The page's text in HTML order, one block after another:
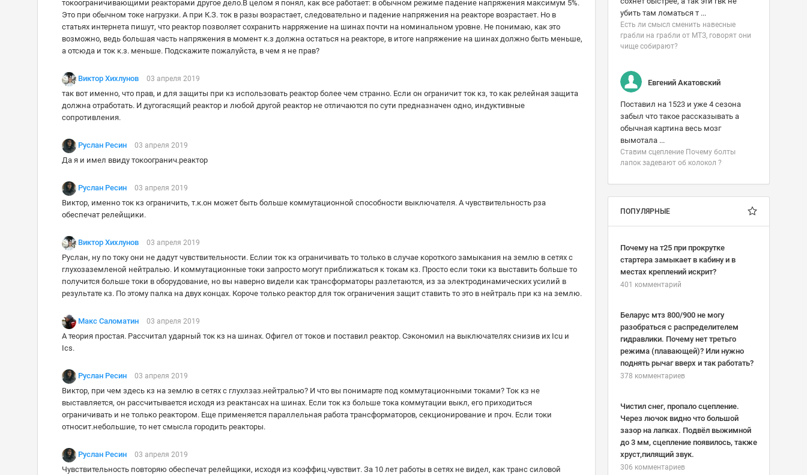
токоограничивающими реакторами другое дело.В целом я понял, как все работает: в обычном режиме падение напряжения максимум 5%.
Это при обычном токе нагрузки. А при К.З. ток в разы возрастает, следовательно и падение напряжения на реакторе возрастает. Но в
статьях интернета пишут, что реактор позволяет сохранить нарряжение на шинах почти на номинальном уровне. Не понимаю, как это
возможно, ведь большая часть напряжения в момент к.з должна остаться на реакторе, в итоге напряжение на шинах должно быть меньше,
а отсюда и ток к.з. меньше. Подскажите пожалуйста, в чем я не прав?
Виктор Хихлунов 03 апреля 2019
так вот именно, что прав, и для защиты при кз использовать реактор более чем странно. Если он ограничит ток кз, то как релейная защита
должна отработать. И дугогасящий реактор и любой другой реактор не отличаются по сути предназначен одно, индуктивные
сопротивления.
Руслан Ресин 03 апреля 2019
Да я и имел ввиду токоогранич.реактор
Руслан Ресин 03 апреля 2019
Виктор, именно ток кз ограничить, т.к.он может быть больше коммутационной способности выключателя. А чувствительность рза
обеспечат релейщики.
Виктор Хихлунов 03 апреля 2019
Руслан, ну по току они не дадут чувствительности. Еслии ток кз ограничивать то только в случае короткого замыкания на землю в сетях с
глухозаземленой нейтралью. И коммутационные токи запросто могут приближаться к токам кз. Просто если токи кз выставить больше то
получится больше токи в оборудование, но вы наверно видели как трансформаторы разлетаются, из за электродинамических усилий в
результате кз. По этому палка на двух концах. Короче только реактор для ток ограничения защит ставить то это в нейтраль при кз на землю.
Макс Саломатин 03 апреля 2019
А теория простая. Рассчитал ударный ток кз на шинах. Офигел от токов и поставил реактор. Сэкономил на выключателях снизив их Icu и
Ics.
Руслан Ресин 03 апреля 2019
Виктор, при чем здесь кз на землю в сетях с глухлзаз.нейтралью? И что вы понимарте под коммутационными токами? Ток кз не
выставляется, он рассчитывается исходя из реактансах на шинах. Если ток кз больше тока коммутации выкл, его приходиться
ограничивать и не только реактором. Еще применяется параллельная работа трансформаторов, секционирование и проч. Если токи
относит.небольшие, то нет смысла городить реакторы.
Руслан Ресин 03 апреля 2019
Чувствительность повторяю обеспечат релейщики, исходя из коэффиц.чувствит. За 10 лет работы в сетях не видел, как транс силовой
убить там ломаться т ...
Есть ли смысл сменить навесные
грабли на грабли от МТЗ, говорят они
чище собирают?
Евгений Акатовский
Поставил на 1523 и уже 4 сезона
забыл что такое рассказывать а
обычная картина весь мозг
вымотала ...
Ставим сцепление Почему болты
лапок задевают об колокол ?
ПОПУЛЯРНЫЕ
Почему на т25 при прокрутке
стартера замыкает в кабину и в
местах креплений искрит?
401 комментарий
Беларус мтз 800/900 не могу
разобраться с распределителем
гидравлики. Почему нет третьго
режима (плавающей)? Или нужно
поднять рычаг вверх и так работать?
378 комментариев
Чистил снег, пропало сцепление.
Через лючок видно что большой
зазор на лапках. Подвёл выжимной
до 3 мм, сцепление появилось, также
хруст,пилящий звук.
306 комментариев